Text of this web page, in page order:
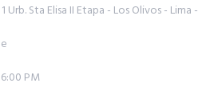
Urb. Sta Elisa II Etapa - Los Olivos - Lima -
PM